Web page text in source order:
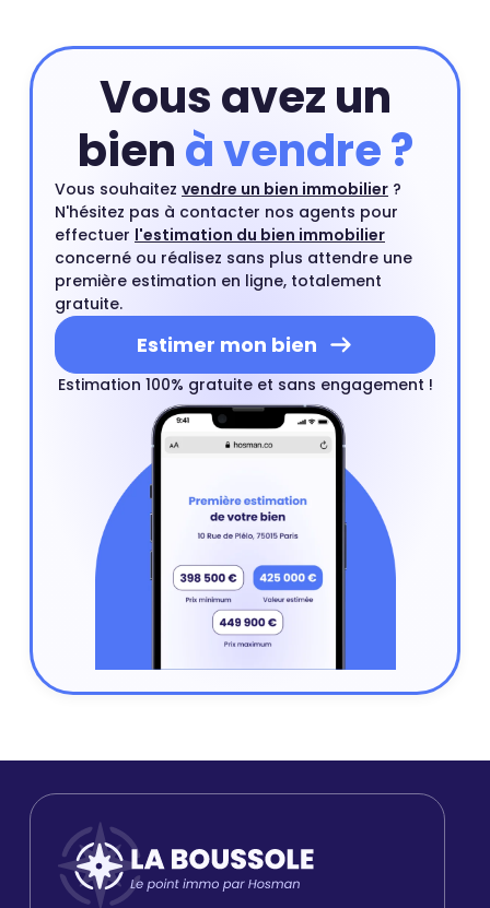
Vous avez un
bienà vendre ?
Vous souhaitez vendre un bien immobilier ?
N'hésitez pas à contacter nos agents pour
effectuer l'estimation du bien immobilier
concerné ou réalisez sans plus attendre une
première estimation en ligne, totalement
gratuite.
Estimer mon bien
Estimation 100% gratuite et sans engagement !